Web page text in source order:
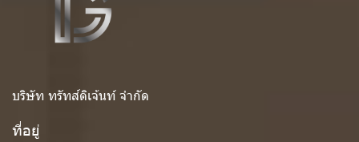
บริษัท ทรัทส์ดิเจ้นท์ จำกัด
ที่อยู่